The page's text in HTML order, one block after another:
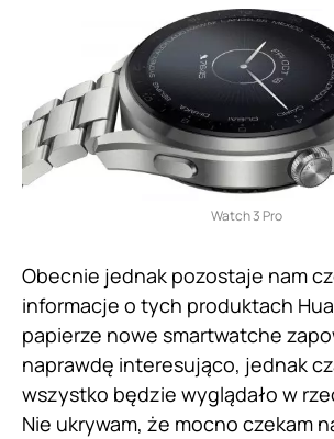
Watch 3 Pro
Obecnie jednak pozostaje nam
informacje o tych produktach
papierze nowe smartwatche
naprawdę interesująco, jednak
wszystko będzie wyglądało w
Nie ukrywam, że mocno czekam